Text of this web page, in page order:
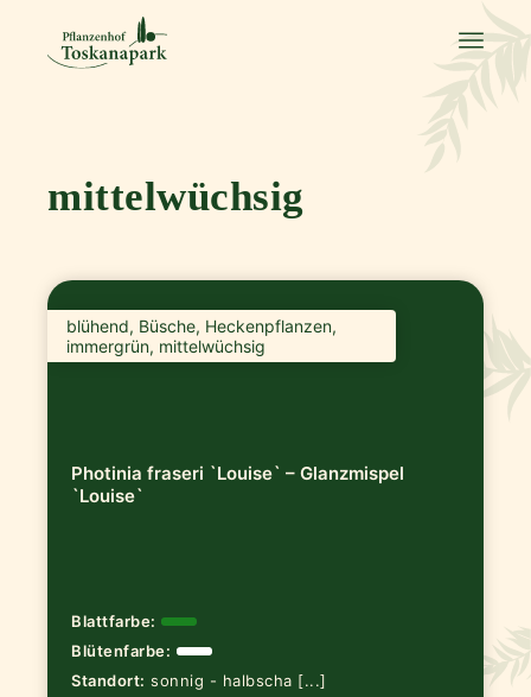
mittelwüchsig
blühend, Büsche, Heckenpflanzen,
immergrün, mittelwüchsig
Photinia fraseri `Louise` – Glanzmispel
`Louise`
Blattfarbe:
Blütenfarbe:
Standort: sonnig - halbscha [...]